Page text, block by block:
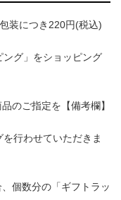
装につき220円(税込)
グ」をショッピング
のご指定を【備考欄】
行わせていただきま
個数分の「ギフトラッ